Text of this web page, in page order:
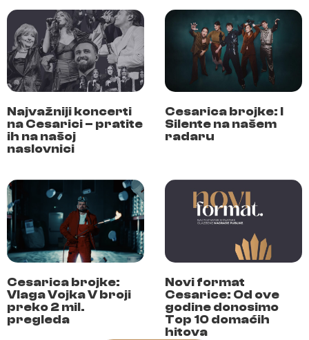
Najvažniji koncerti
na Cesarici – pratite
ih na našoj
naslovnici
Cesarica brojke: I
Silente na našem
radaru
Cesarica brojke:
Vlaga Vojka V broji
preko 2 mil.
pregleda
Novi format
Cesarice: Od ove
godine donosimo
Top 10 domaćih
hitova